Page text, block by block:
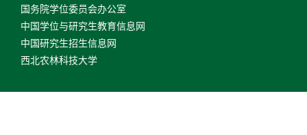
国务院学位委员会办公室
中国学位与研究生教育信息网
中国研究生招生信息网
西北农林科技大学